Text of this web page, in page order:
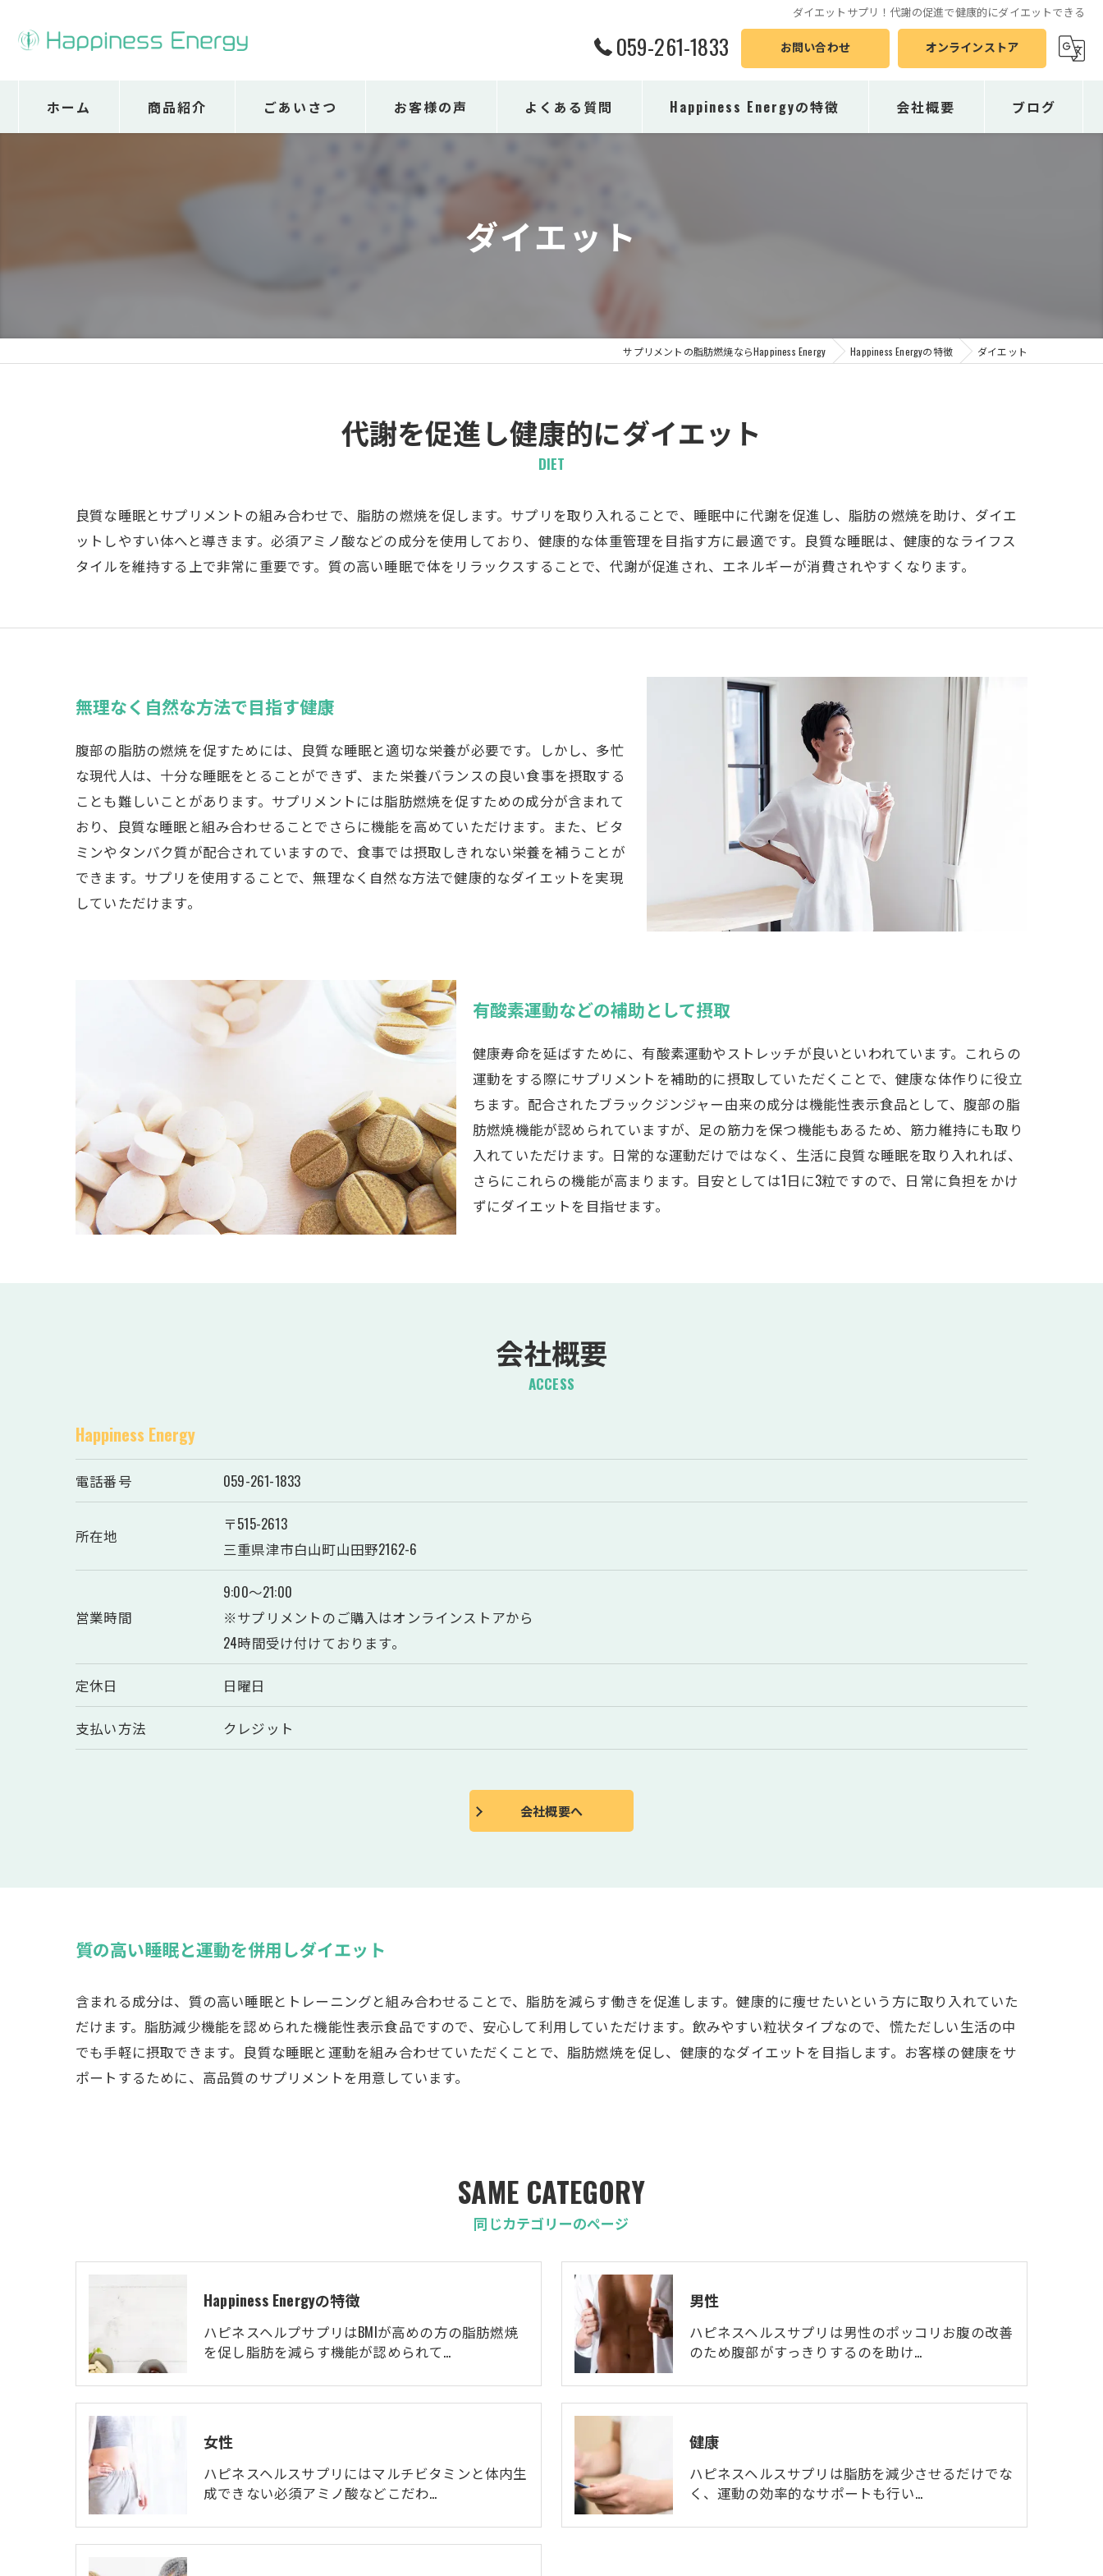
ダイエットサプリ！代謝の促進で健康的にダイエットできる
059-261-1833 お問い合わせ オンラインストア
ホーム 商品紹介 ごあいさつ お客様の声 よくある質問 Happiness Energyの特徴 会社概要 ブログ
ダイエット
サプリメントの脂肪燃焼ならHappiness Energy Happiness Energyの特徴 ダイエット
代謝を促進し健康的にダイエット
DIET
良質な睡眠とサプリメントの組み合わせで、脂肪の燃焼を促します。サプリを取り入れることで、睡眠中に代謝を促進し、脂肪の燃焼を助け、ダイエ
ットしやすい体へと導きます。必須アミノ酸などの成分を使用しており、健康的な体重管理を目指す方に最適です。良質な睡眠は、健康的なライフス
タイルを維持する上で非常に重要です。質の高い睡眠で体をリラックスすることで、代謝が促進され、エネルギーが消費されやすくなります。
無理なく自然な方法で目指す健康
腹部の脂肪の燃焼を促すためには、良質な睡眠と適切な栄養が必要です。しかし、多忙
な現代人は、十分な睡眠をとることができず、また栄養バランスの良い食事を摂取する
ことも難しいことがあります。サプリメントには脂肪燃焼を促すための成分が含まれて
おり、良質な睡眠と組み合わせることでさらに機能を高めていただけます。また、ビタ
ミンやタンパク質が配合されていますので、食事では摂取しきれない栄養を補うことが
できます。サプリを使用することで、無理なく自然な方法で健康的なダイエットを実現
していただけます。
有酸素運動などの補助として摂取
健康寿命を延ばすために、有酸素運動やストレッチが良いといわれています。これらの
運動をする際にサプリメントを補助的に摂取していただくことで、健康な体作りに役立
ちます。配合されたブラックジンジャー由来の成分は機能性表示食品として、腹部の脂
肪燃焼機能が認められていますが、足の筋力を保つ機能もあるため、筋力維持にも取り
入れていただけます。日常的な運動だけではなく、生活に良質な睡眠を取り入れれば、
さらにこれらの機能が高まります。目安としては1日に3粒ですので、日常に負担をかけ
ずにダイエットを目指せます。
会社概要
ACCESS
Happiness Energy
電話番号 059-261-1833
所在地
〒515-2613
三重県津市白山町山田野2162-6
営業時間
9:00〜21:00
※サプリメントのご購入はオンラインストアから
24時間受け付けております。
定休日 日曜日
支払い方法 クレジット
会社概要へ
質の高い睡眠と運動を併用しダイエット
含まれる成分は、質の高い睡眠とトレーニングと組み合わせることで、脂肪を減らす働きを促進します。健康的に痩せたいという方に取り入れていた
だけます。脂肪減少機能を認められた機能性表示食品ですので、安心して利用していただけます。飲みやすい粒状タイプなので、慌ただしい生活の中
でも手軽に摂取できます。良質な睡眠と運動を組み合わせていただくことで、脂肪燃焼を促し、健康的なダイエットを目指します。お客様の健康をサ
ポートするために、高品質のサプリメントを用意しています。
同じカテゴリーのページ
SAME CATEGORY
Happiness Energyの特徴
ハピネスヘルプサプリはBMIが高めの方の脂肪燃焼
を促し脂肪を減らす機能が認められて…
男性
ハピネスヘルスサプリは男性のポッコリお腹の改善
のため腹部がすっきりするのを助け…
女性
ハピネスヘルスサプリにはマルチビタミンと体内生
成できない必須アミノ酸などこだわ…
健康
ハピネスヘルスサプリは脂肪を減少させるだけでな
く、運動の効率的なサポートも行い…